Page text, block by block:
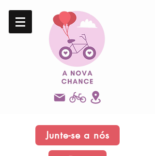
Junte-se a nós